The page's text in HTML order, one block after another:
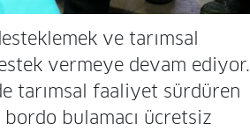
ve tarımsal
vermeye devam ediyor.
tarımsal faaliyet sürdüren
bulamacı ücretsiz